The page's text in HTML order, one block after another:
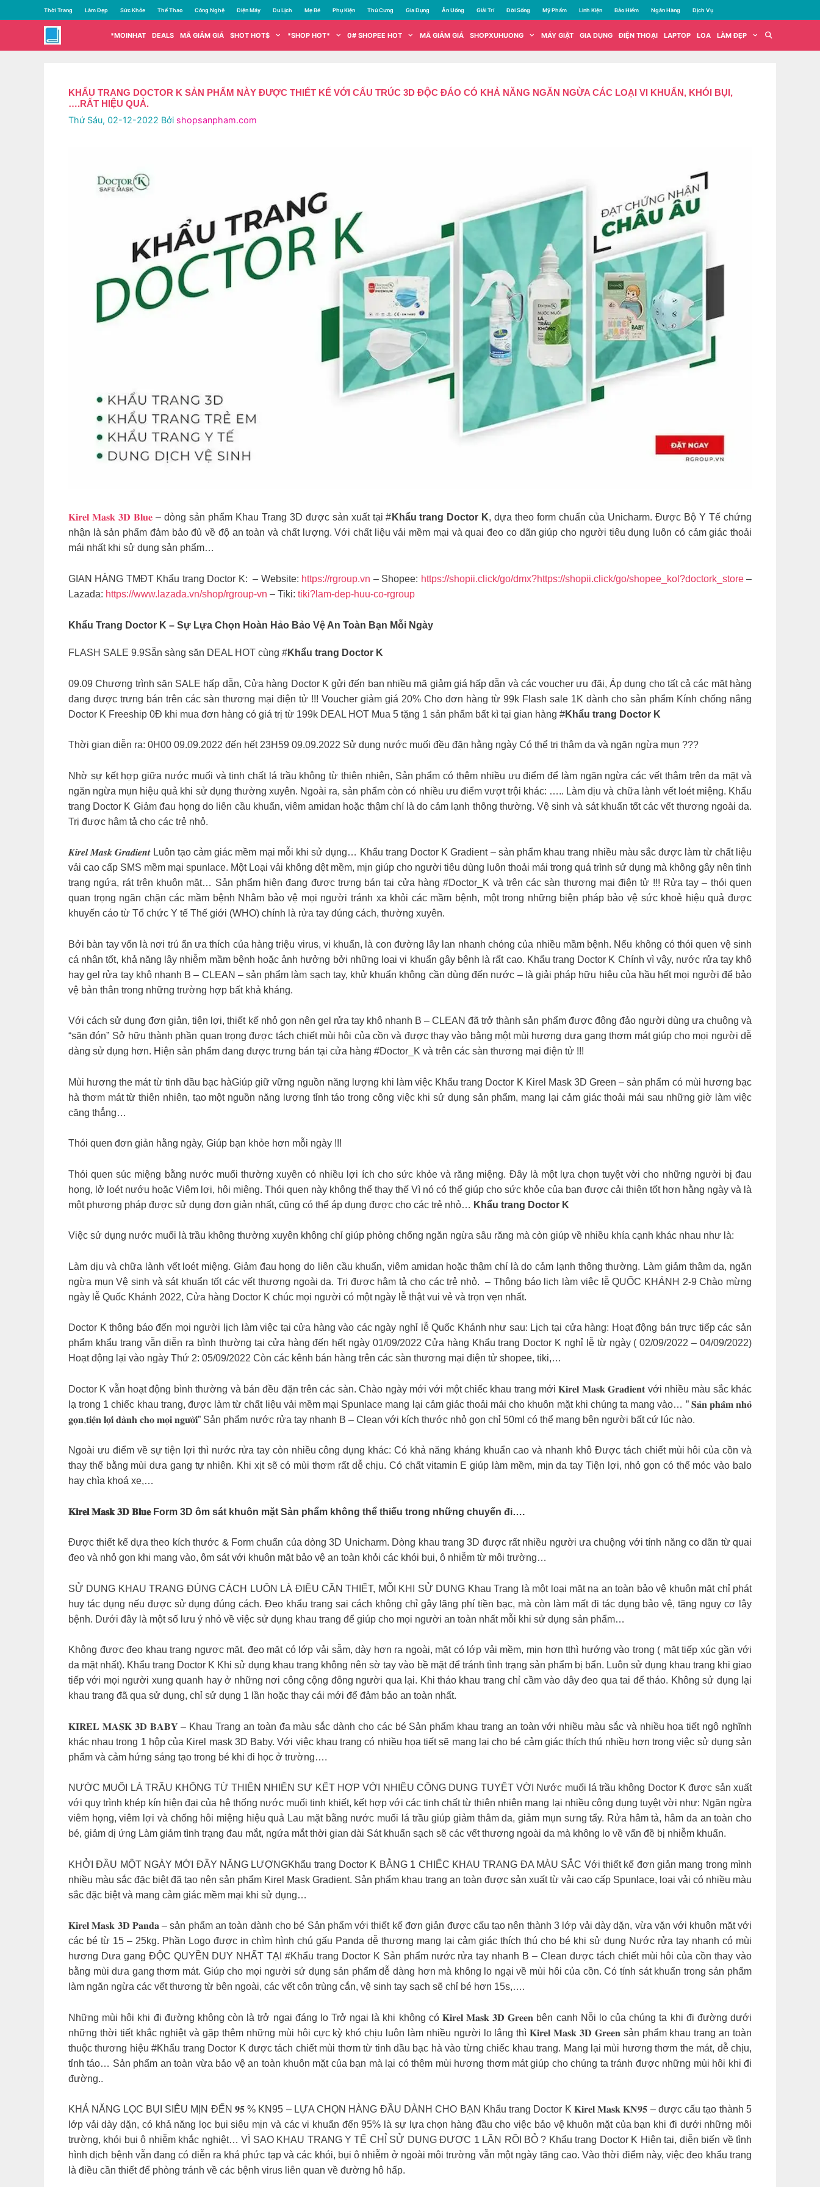
đến
dung
Thời Trang Làm Đẹp Sức Khỏe Thể Thao Công Nghệ Điện Máy Du Lịch Mẹ Bé Phụ Kiện Thú Cưng Gia Dụng Ăn Uống Giải Trí Đời Sống Mỹ Phẩm Linh Kiện Bảo Hiểm Ngân Hàng Dịch Vụ
*MOINHAT DEALS MÃ GIẢM GIÁ $HOT HOT$ *SHOP HOT* 0# SHOPEE HOT MÃ GIẢM GIÁ SHOPXUHUONG MÁY GIẶT GIA DỤNG ĐIỆN THOẠI LAPTOP LOA LÀM ĐẸP
KHẨU TRANG DOCTOR K SẢN PHẨM NÀY ĐƯỢC THIẾT KẾ VỚI CẤU TRÚC 3D ĐỘC ĐÁO CÓ KHẢ NĂNG NGĂN NGỪA CÁC LOẠI VI KHUẨN, KHÓI BỤI,
….RẤT HIỆU QUẢ.
Thứ Sáu, 02-12-2022 Bởi shopsanpham.com
𝐊𝐢𝐫𝐞𝐥 𝐌𝐚𝐬𝐤 𝟑𝐃 𝐁𝐥𝐮𝐞 – dòng sản phẩm Khau Trang 3D được sản xuất tại # Khẩu trang Doctor K, dựa theo form chuẩn của Unicharm. Được Bộ Y Tế chứng
nhận là sản phẩm đảm bảo đủ về độ an toàn và chất lượng. Với chất liệu vải mềm mại và quai đeo co dãn giúp cho người tiêu dụng luôn có cảm giác thoải
mái nhất khi sử dụng sản phẩm…
GIAN HÀNG TMĐT Khẩu trang Doctor K: – Website: https://rgroup.vn – Shopee: https://shopii.click/go/dmx?https://shopii.click/go/shopee_kol?doctork_store–
Lazada: https://www.lazada.vn/shop/rgroup-vn – Tiki: tiki?lam-dep-huu-co-rgroup
Khẩu Trang Doctor K – Sự Lựa Chọn Hoàn Hảo Bảo Vệ An Toàn Bạn Mỗi Ngày
FLASH SALE 9.9Sẵn sàng săn DEAL HOT cùng #Khẩu trang Doctor K
09.09 Chương trình săn SALE hấp dẫn, Cửa hàng Doctor K gửi đến bạn nhiều mã giảm giá hấp dẫn và các voucher ưu đãi, Áp dụng cho tất cả các mặt hàng
đang được trưng bán trên các sàn thương mại điện tử !!! Voucher giảm giá 20% Cho đơn hàng từ 99k Flash sale 1K dành cho sản phẩm Kính chống nắng
Doctor K Freeship 0Đ khi mua đơn hàng có giá trị từ 199k DEAL HOT Mua 5 tặng 1 sản phẩm bất kì tại gian hàng #Khẩu trang Doctor K
Thời gian diễn ra: 0H00 09.09.2022 đến hết 23H59 09.09.2022 Sử dụng nước muối đều đặn hằng ngày Có thể trị thâm da và ngăn ngừa mụn ???
Nhờ sự kết hợp giữa nước muối và tinh chất lá trầu không từ thiên nhiên, Sản phẩm có thêm nhiều ưu điểm để làm ngăn ngừa các vết thâm trên da mặt và
ngăn ngừa mụn hiệu quả khi sử dụng thường xuyên. Ngoài ra, sản phẩm còn có nhiều ưu điểm vượt trội khác: ….. Làm dịu và chữa lành vết loét miệng. Khẩu
trang Doctor K Giảm đau họng do liên cầu khuẩn, viêm amidan hoặc thậm chí là do cảm lạnh thông thường. Vệ sinh và sát khuẩn tốt các vết thương ngoài da.
Trị được hâm tả cho các trẻ nhỏ.
𝑲𝒊𝒓𝒆𝒍 𝑴𝒂𝒔𝒌 𝑮𝒓𝒂𝒅𝒊𝒆𝒏𝒕 Luôn tạo cảm giác mềm mại mỗi khi sử dụng… Khẩu trang Doctor K Gradient – sản phẩm khau trang nhiều màu sắc được làm từ chất liệu
vải cao cấp SMS mềm mại spunlace. Một Loại vải không dệt mềm, mịn giúp cho người tiêu dùng luôn thoải mái trong quá trình sử dụng mà không gây nên tình
trạng ngứa, rát trên khuôn mặt… Sản phẩm hiện đang được trưng bán tại cửa hàng #Doctor_K và trên các sàn thương mại điện tử !!! Rửa tay – thói quen
quan trọng ngăn chặn các mầm bệnh Nhằm bảo vệ mọi người tránh xa khỏi các mầm bệnh, một trong những biện pháp bảo vệ sức khoẻ hiệu quả được
khuyến cáo từ Tổ chức Y tế Thế giới (WHO) chính là rửa tay đúng cách, thường xuyên.
Bởi bàn tay vốn là nơi trú ẩn ưa thích của hàng triệu virus, vi khuẩn, là con đường lây lan nhanh chóng của nhiều mầm bệnh. Nếu không có thói quen vệ sinh
cá nhân tốt, khả năng lây nhiễm mầm bệnh hoặc ảnh hưởng bởi những loại vi khuẩn gây bệnh là rất cao. Khẩu trang Doctor K Chính vì vậy, nước rửa tay khô
hay gel rửa tay khô nhanh B – CLEAN – sản phẩm làm sạch tay, khử khuẩn không cần dùng đến nước – là giải pháp hữu hiệu của hầu hết mọi người để bảo
vệ bản thân trong những trường hợp bất khả kháng.
Với cách sử dụng đơn giản, tiện lợi, thiết kế nhỏ gọn nên gel rửa tay khô nhanh B – CLEAN đã trở thành sản phẩm được đông đảo người dùng ưa chuộng và
“săn đón” Sở hữu thành phần quan trọng được tách chiết mùi hôi của cồn và được thay vào bằng một mùi hương dưa gang thơm mát giúp cho mọi người dễ
dàng sử dụng hơn. Hiện sản phẩm đang được trưng bán tại cửa hàng #Doctor_K và trên các sàn thương mại điện tử !!!
Mùi hương the mát từ tinh dầu bạc hàGiúp giữ vững nguồn năng lượng khi làm việc Khẩu trang Doctor K Kirel Mask 3D Green – sản phẩm có mùi hương bạc
hà thơm mát từ thiên nhiên, tạo một nguồn năng lượng tỉnh táo trong công việc khi sử dụng sản phẩm, mang lại cảm giác thoải mái sau những giờ làm việc
căng thẳng…
Thói quen đơn giản hằng ngày, Giúp bạn khỏe hơn mỗi ngày !!!
Thói quen súc miệng bằng nước muối thường xuyên có nhiều lợi ích cho sức khỏe và răng miệng. Đây là một lựa chọn tuyệt vời cho những người bị đau
họng, lở loét nướu hoặc Viêm lợi, hôi miệng. Thói quen này không thể thay thế Vì nó có thể giúp cho sức khỏe của bạn được cải thiện tốt hơn hằng ngày và là
một phương pháp được sử dụng đơn giản nhất, cũng có thể áp dụng được cho các trẻ nhỏ… Khẩu trang Doctor K
Việc sử dụng nước muối là trầu không thường xuyên không chỉ giúp phòng chống ngăn ngừa sâu răng mà còn giúp về nhiều khía cạnh khác nhau như là:
Làm dịu và chữa lành vết loét miệng. Giảm đau họng do liên cầu khuẩn, viêm amidan hoặc thậm chí là do cảm lạnh thông thường. Làm giảm thâm da, ngăn
ngừa mụn Vệ sinh và sát khuẩn tốt các vết thương ngoài da. Trị được hâm tả cho các trẻ nhỏ. – Thông báo lịch làm việc lễ QUỐC KHÁNH 2-9 ️Chào mừng
ngày lễ Quốc Khánh 2022, Cửa hàng Doctor K chúc mọi người có một ngày lễ thật vui vẻ và trọn vẹn nhất. ️
Doctor K thông báo đến mọi người lịch làm việc tại cửa hàng vào các ngày nghỉ lễ Quốc Khánh như sau: Lịch tại cửa hàng: Hoạt động bán trực tiếp các sản
phẩm khẩu trang vẫn diễn ra bình thường tại cửa hàng đến hết ngày 01/09/2022 Cửa hàng Khẩu trang Doctor K nghỉ lễ từ ngày ( 02/09/2022 – 04/09/2022)
Hoạt động lại vào ngày Thứ 2: 05/09/2022 Còn các kênh bán hàng trên các sàn thương mại điện tử shopee, tiki,…
Doctor K vẫn hoạt động bình thường và bán đều đặn trên các sàn. Chào ngày mới với một chiếc khau trang mới 𝐊𝐢𝐫𝐞𝐥 𝐌𝐚𝐬𝐤 𝐆𝐫𝐚𝐝𝐢𝐞𝐧𝐭 với nhiều màu sắc khác
lạ trong 1 chiếc khau trang, được làm từ chất liệu vải mềm mại Spunlace mang lại cảm giác thoải mái cho khuôn mặt khi chúng ta mang vào… ” 𝐒𝐚̉𝐧 𝐩𝐡𝐚̂̉𝐦 𝐧𝐡𝐨̉
𝐠𝐨̣𝐧,𝐭𝐢𝐞̣̂𝐧 𝐥𝐨̛̣𝐢 𝐝𝐚̀𝐧𝐡 𝐜𝐡𝐨 𝐦𝐨̣𝐢 𝐧𝐠𝐮̛𝐨̛̀𝐢” Sản phẩm nước rửa tay nhanh B – Clean với kích thước nhỏ gọn chỉ 50ml có thể mang bên người bất cứ lúc nào.
Ngoài ưu điểm về sự tiện lợi thì nước rửa tay còn nhiều công dụng khác: Có khả năng kháng khuẩn cao và nhanh khô Được tách chiết mùi hôi của cồn và
thay thế bằng mùi dưa gang tự nhiên. Khi xịt sẽ có mùi thơm rất dễ chịu. Có chất vitamin E giúp làm mềm, mịn da tay Tiện lợi, nhỏ gọn có thể móc vào balo
hay chìa khoá xe,…
𝐊𝐢𝐫𝐞𝐥 𝐌𝐚𝐬𝐤 𝟑𝐃 𝐁𝐥𝐮𝐞 Form 3D ôm sát khuôn mặt Sản phẩm không thể thiếu trong những chuyến đi….
Được thiết kế dựa theo kích thước & Form chuẩn của dòng 3D Unicharm. Dòng khau trang 3D được rất nhiều người ưa chuộng với tính năng co dãn từ quai
đeo và nhỏ gọn khi mang vào, ôm sát với khuôn mặt bảo vệ an toàn khỏi các khói bụi, ô nhiễm từ môi trường…
SỬ DỤNG KHAU TRANG ĐÚNG CÁCH LUÔN LÀ ĐIỀU CẦN THIẾT, MỖI KHI SỬ DỤNG Khau Trang là một loại mặt nạ an toàn bảo vệ khuôn mặt chỉ phát
huy tác dụng nếu được sử dụng đúng cách. Đeo khẩu trang sai cách không chỉ gây lãng phí tiền bạc, mà còn làm mất đi tác dụng bảo vệ, tăng nguy cơ lây
bệnh. Dưới đây là một số lưu ý nhỏ về việc sử dụng khau trang để giúp cho mọi người an toàn nhất mỗi khi sử dụng sản phẩm…
Không được đeo khau trang ngược mặt. đeo mặt có lớp vải sẫm, dày hơn ra ngoài, mặt có lớp vải mềm, mịn hơn tthì hướng vào trong ( mặt tiếp xúc gần với
da mặt nhất). Khẩu trang Doctor K Khi sử dụng khau trang không nên sờ tay vào bề mặt để tránh tình trạng sản phẩm bị bẩn. Luôn sử dụng khau trang khi giao
tiếp với mọi người xung quanh hay ở những nơi công cộng đông người qua lại. Khi tháo khau trang chỉ cầm vào dây đeo qua tai để tháo. Không sử dụng lại
khau trang đã qua sử dụng, chỉ sử dụng 1 lần hoặc thay cái mới để đảm bảo an toàn nhất.
𝐊𝐈𝐑𝐄𝐋 𝐌𝐀𝐒𝐊 𝟑𝐃 𝐁𝐀𝐁𝐘 – Khau Trang an toàn đa màu sắc dành cho các bé Sản phẩm khau trang an toàn với nhiều màu sắc và nhiều họa tiết ngộ nghĩnh
khác nhau trong 1 hộp của Kirel mask 3D Baby. Với việc khau trang có nhiều họa tiết sẽ mang lại cho bé cảm giác thích thú nhiều hơn trong việc sử dụng sản
phẩm và cảm hứng sáng tạo trong bé khi đi học ở trường….
NƯỚC MUỐI LÁ TRẦU KHÔNG TỪ THIÊN NHIÊN ️️SỰ KẾT HỢP VỚI NHIỀU CÔNG DỤNG TUYỆT VỜI️ Nước muối lá trầu không Doctor K được sản xuất
với quy trình khép kín hiện đại của hệ thống nước muối tinh khiết, kết hợp với các tinh chất từ thiên nhiên mang lại nhiều công dụng tuyệt vời như: Ngăn ngừa
viêm họng, viêm lợi và chống hôi miệng hiệu quả Lau mặt bằng nước muối lá trầu giúp giảm thâm da, giảm mụn sưng tẩy. Rửa hâm tả, hâm da an toàn cho
bé, giảm dị ứng Làm giảm tình trạng đau mắt, ngứa mắt thời gian dài Sát khuẩn sạch sẽ các vết thương ngoài da mà không lo về vấn đề bị nhiễm khuẩn.
KHỞI ĐẦU MỘT NGÀY MỚI ĐẦY NĂNG LƯỢNGKhẩu trang Doctor K BẰNG 1 CHIẾC KHAU TRANG ĐA MÀU SẮC Với thiết kế đơn giản mang trong mình
nhiều màu sắc đặc biệt đã tạo nên sản phẩm Kirel Mask Gradient. Sản phẩm khau trang an toàn được sản xuất từ vải cao cấp Spunlace, loại vải có nhiều màu
sắc đặc biệt và mang cảm giác mềm mại khi sử dụng…
𝐊𝐢𝐫𝐞𝐥 𝐌𝐚𝐬𝐤 𝟑𝐃 𝐏𝐚𝐧𝐝𝐚 – sản phẩm an toàn dành cho bé Sản phẩm với thiết kế đơn giản được cấu tạo nên thành 3 lớp vải dày dặn, vừa vặn với khuôn mặt với
các bé từ 15 – 25kg. Phần Logo được in chìm hình chú gấu Panda dễ thương mang lại cảm giác thích thú cho bé khi sử dụng Nước rửa tay nhanh có mùi
hương Dưa gang ĐỘC QUYỀN DUY NHẤT TẠI #Khẩu trang Doctor K Sản phẩm nước rửa tay nhanh B – Clean được tách chiết mùi hôi của cồn thay vào
bằng mùi dưa gang thơm mát. Giúp cho mọi người sử dụng sản phẩm dễ dàng hơn mà không lo ngại về mùi hôi của cồn. Có tính sát khuẩn trong sản phẩm
làm ngăn ngừa các vết thương từ bên ngoài, các vết côn trùng cắn, vệ sinh tay sạch sẽ chỉ bé hơn 15s,….
Những mùi hôi khi đi đường không còn là trở ngại đáng lo Trở ngại là khi không có 𝐊𝐢𝐫𝐞𝐥 𝐌𝐚𝐬𝐤 𝟑𝐃 𝐆𝐫𝐞𝐞𝐧 bên cạnh Nỗi lo của chúng ta khi đi đường dưới
những thời tiết khắc nghiệt và gặp thêm những mùi hôi cực kỳ khó chịu luôn làm nhiều người lo lắng thì 𝐊𝐢𝐫𝐞𝐥 𝐌𝐚𝐬𝐤 𝟑𝐃 𝐆𝐫𝐞𝐞𝐧 sản phẩm khau trang an toàn
thuộc thương hiệu #Khẩu trang Doctor K được tách chiết mùi thơm từ tinh dầu bạc hà vào từng chiếc khau trang. Mang lại mùi hương thơm the mát, dễ chịu,
tỉnh táo… Sản phẩm an toàn vừa bảo vệ an toàn khuôn mặt của bạn mà lại có thêm mùi hương thơm mát giúp cho chúng ta tránh được những mùi hôi khi đi
đường..
KHẢ NĂNG LỌC BỤI SIÊU MỊN ĐẾN 𝟗𝟓 % KN95 – LỰA CHỌN HÀNG ĐẦU DÀNH CHO BẠN Khẩu trang Doctor K 𝐊𝐢𝐫𝐞𝐥 𝐌𝐚𝐬𝐤 𝐊𝐍𝟗𝟓 – được cấu tạo thành 5
lớp vải dày dặn, có khả năng lọc bụi siêu mịn và các vi khuẩn đến 95% là sự lựa chọn hàng đầu cho việc bảo vệ khuôn mặt của bạn khi đi dưới những môi
trường, khói bụi ô nhiễm khắc nghiệt… VÌ SAO KHAU TRANG Y TẾ CHỈ SỬ DỤNG ĐƯỢC 1 LẦN RỒI BỎ ? Khẩu trang Doctor K Hiện tại, diễn biến về tình
hình dịch bệnh vẫn đang có diễn ra khá phức tạp và các khói, bụi ô nhiễm ở ngoài môi trường vẫn một ngày tăng cao. Vào thời điểm này, việc đeo khẩu trang
là điều cần thiết để phòng tránh về các bệnh virus liên quan về đường hô hấp.